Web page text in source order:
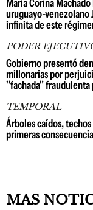
María Corina
uruguayo-venezolano
infinita de este
PODER
Gobierno presentó
millonarias por
"fachada" fraudulenta
TEMPORAL
Árboles caídos,
primeras
MAS